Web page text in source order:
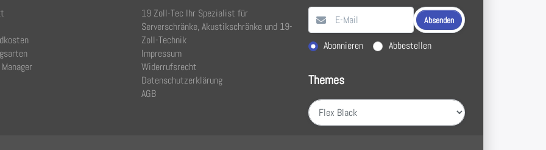
19 Zoll-Tec Ihr Spezialist für
Serverschränke, Akustikschränke und 19-
Zoll-Technik
Impressum
Widerrufsrecht
Datenschutzerklärung
AGB
Absenden
Aktion wählen
Abonnieren Abbestellen
Themes